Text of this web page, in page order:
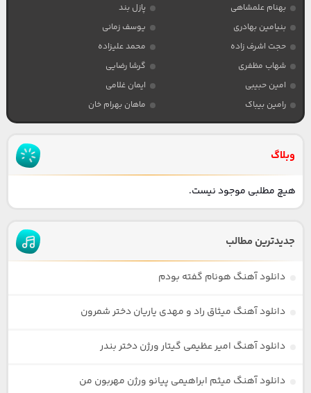
بهنام علمشاهی
پازل بند
بنیامین بهادری
یوسف زمانی
حجت اشرف زاده
محمد علیزاده
شهاب مظفری
گرشا رضایی
امین حبیبی
ایمان غلامی
رامین بیباک
ماهان بهرام خان
وبلاگ
هیچ مطلبی موجود نیست.
جدیدترین مطالب
دانلود آهنگ هونام گفته بودم
دانلود آهنگ میثاق راد و مهدی یاریان دختر شمرون
دانلود آهنگ امیر عظیمی گیتار ورژن دختر بندر
دانلود آهنگ میثم ابراهیمی پیانو ورژن مهربون من